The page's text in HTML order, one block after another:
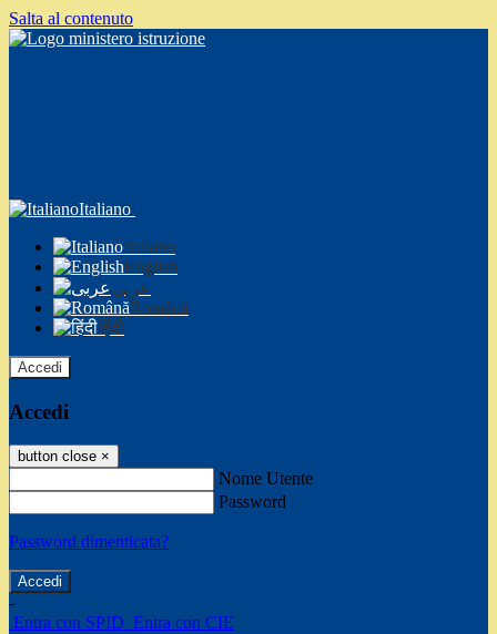
Salta al contenuto
Italiano
Italiano
English
عربى
Română
हिंदी
Accedi
Accedi
button close ×
Nome Utente
Password
Password dimenticata?
-
Entra con SPID Entra con CIE